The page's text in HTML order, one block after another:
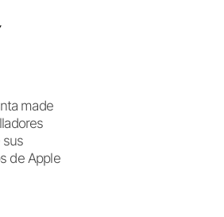
made
sus
de Apple